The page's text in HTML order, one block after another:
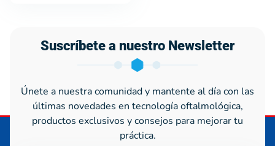
Suscríbete a nuestro Newsletter
Únete a nuestra comunidad y mantente al día con las
últimas novedades en tecnología oftalmológica,
productos exclusivos y consejos para mejorar tu
práctica.